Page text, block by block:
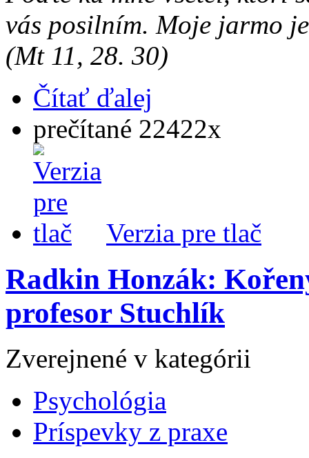
vás posilním. Moje jarmo
(Mt 11, 28. 30)
Čítať ďalej
prečítané 22422x
Verzia pre tlač
Radkin Honzák:
profesor Stuchlík
Zverejnené v kategórii
Psychológia
Príspevky z praxe